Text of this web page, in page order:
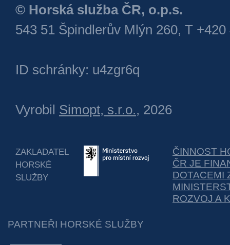
© Horská služba ČR, o.p.s.
543 51 Špindlerův Mlýn 260, T +420
ID schránky: u4zgr6q
Vyrobil Simopt, s.r.o., 2026
ZAKLADATEL
HORSKÉ
SLUŽBY
ČINNOST
ČR JE
DOTACEMI
ROZVOJ A
PARTNEŘI HORSKÉ SLUŽBY